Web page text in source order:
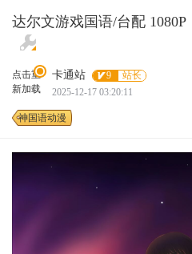
达尔文游戏国语/台配
点击重
新加载
卡通站 9
站长
2025-12-17 03:20:11
神国语动漫